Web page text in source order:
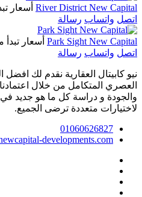
River District New Capital أسعار
اتصل واتساب رسالة
Park Sight New Capital أسعار تبدأ
اتصل واتساب رسالة
نيو كابيتال العقارية نقدم لك
العصري المتكامل من خلال اعتمادنا
والجودة و دراسة كل ما هو جديد
لاختيارات متعددة ترضى الجميع.
01060626827
developments.com